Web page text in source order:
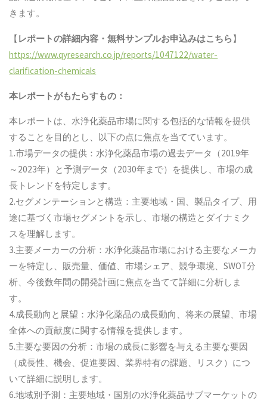
きます。
【 レポートの詳細内容・無料サンプルお申込みはこちら】
https://www.qyresearch.co.jp/reports/1047122/water-
clarification-chemicals
本レポートがもたらすもの：
本レポートは、水浄化薬品市場に関する包括的な情報を提供
することを目的とし、以下の点に焦点を当てています。
1.市場データの提供：水浄化薬品市場の過去データ（2019年
～2023年）と予測データ（2030年まで）を提供し、市場の成
長トレンドを特定します。
2.セグメンテーションと構造：主要地域・国、製品タイプ、用
途に基づく市場セグメントを示し、市場の構造とダイナミク
スを理解します。
3.主要メーカーの分析：水浄化薬品市場における主要なメーカ
ーを特定し、販売量、価値、市場シェア、競争環境、SWOT分
析、今後数年間の開発計画に焦点を当てて詳細に分析しま
す。
4.成長動向と展望：水浄化薬品の成長動向、将来の展望、市場
全体への貢献度に関する情報を提供します。
5.主要な要因の分析：市場の成長に影響を与える主要な要因
（成長性、機会、促進要因、業界特有の課題、リスク）につ
いて詳細に説明します。
6.地域別予測：主要地域・国別の水浄化薬品サブマーケットの